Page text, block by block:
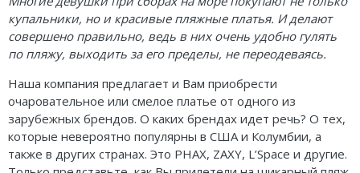
купальники, но и красивые пляжные платья. И делают
совершено правильно, ведь в них очень удобно гулять
по пляжу, выходить за его пределы, не переодеваясь.
Наша компания предлагает и Вам приобрести
очаровательное или смелое платье от одного из
зарубежных брендов. О каких брендах идет речь? О тех,
которые невероятно популярны в США и Колумбии, а
также в других странах. Это PHAX, ZAXY, L’Space и другие.
чашечками
Купальники танкини
Купальники с плавками слипы
Купальники с плавками танга
Nuria Ferrer
Heroine Sport
Milonga